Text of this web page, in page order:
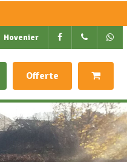
Hovenier
Offerte